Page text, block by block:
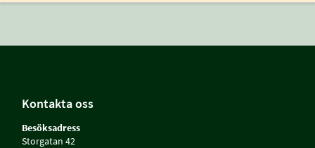
Kontakta oss
Besöksadress
Storgatan 42